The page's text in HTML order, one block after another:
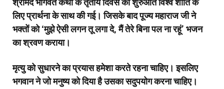
श्रीमद भागवत कथा के तृतीय दिवस की शुरुआत विश्व शांति के
लिए प्रार्थना के साथ की गई। जिसके बाद पूज्य महाराज जी ने
भक्तों को ‘मुझे ऐसी लगन तू लगा दे, मैं तेरे बिना पल ना रहूं’ भजन
का श्रवण कराया।
मृत्यु को सुधारने का प्रयास हमेशा करते रहना चाहिए। इसलिए
भगवान ने जो मनुष्य को दिया है उसका सदुपयोग करना चाहिए।